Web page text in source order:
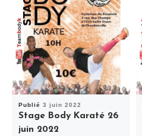
Publié3 juin 2022
Stage Body Karaté 26
juin 2022